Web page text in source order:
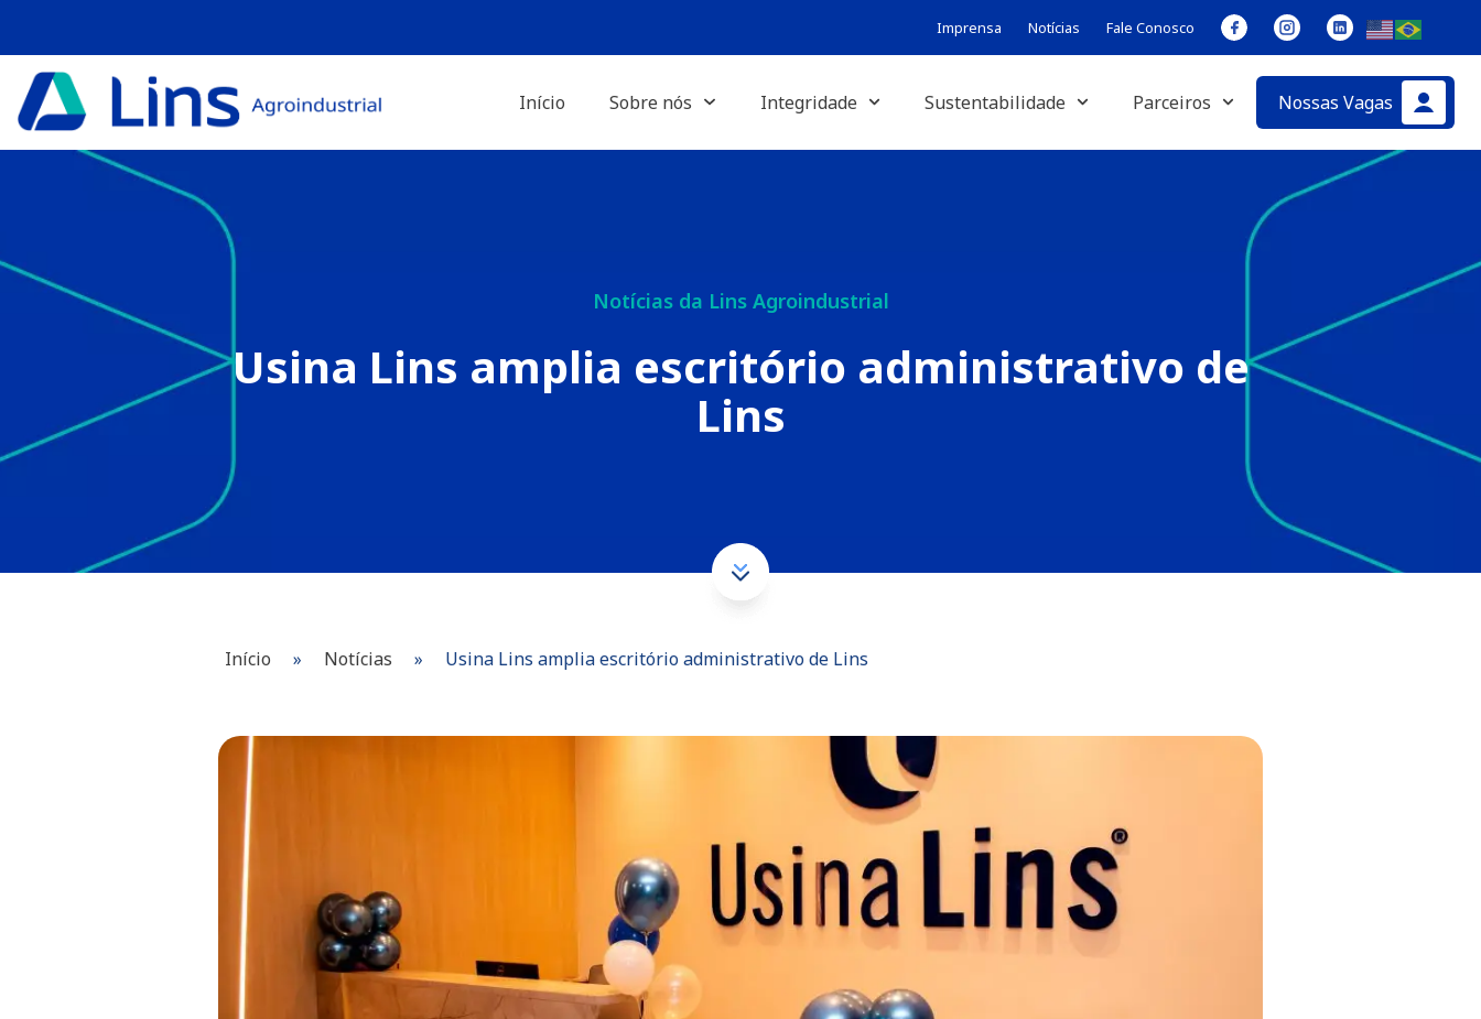
Imprensa Notícias Fale Conosco
Início Sobre nós Integridade Sustentabilidade Parceiros Nossas Vagas
Notícias da Lins Agroindustrial
Usina Lins amplia escritório administrativo de
Lins
Início » Notícias » Usina Lins amplia escritório administrativo de Lins